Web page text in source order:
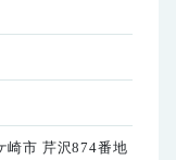
市 芹沢874番地